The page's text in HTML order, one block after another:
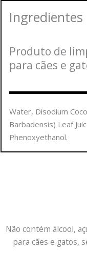
Ingredientes
Produto de
para cães e
Water, Disodium
Barbadensis) Leaf
Phenoxyethanol.
Não contém álcool,
para cães e gatos,